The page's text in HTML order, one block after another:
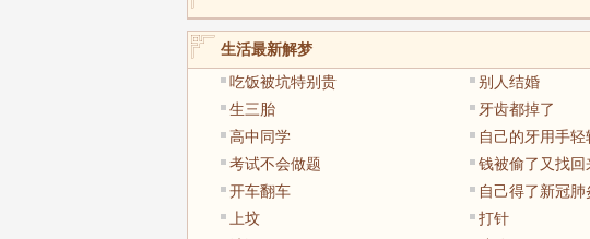
生活最新解梦
吃饭被坑特别贵
别人结婚
生三胎
牙齿都掉了
高中同学
自己的牙用手轻
考试不会做题
钱被偷了又找回
开车翻车
自己得了新冠肺
上坟
打针